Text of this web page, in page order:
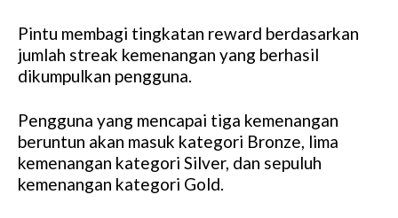
Pintu membagi tingkatan reward berdasarkan
jumlah streak kemenangan yang berhasil
dikumpulkan pengguna.
Pengguna yang mencapai tiga kemenangan
beruntun akan masuk kategori Bronze, lima
kemenangan kategori Silver, dan sepuluh
kemenangan kategori Gold.